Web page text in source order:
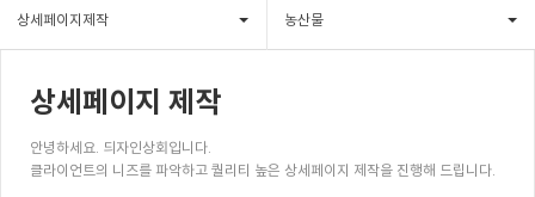
상세페이지제작 농산물
상세페이지 제작
안녕하세요. 듸자인상회입니다.
클라이언트의 니즈를 파악하고 퀄리티 높은 상세페이지 제작을 진행해 드립니다.